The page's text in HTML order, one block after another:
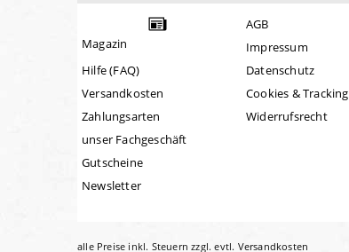
Magazin
Hilfe (FAQ)
Versandkosten
Zahlungsarten
unser Fachgeschäft
Gutscheine
Newsletter
AGB
Impressum
Datenschutz
Cookies & Tracking
Widerrufsrecht
alle Preise inkl. Steuern zzgl. evtl. Versandkosten